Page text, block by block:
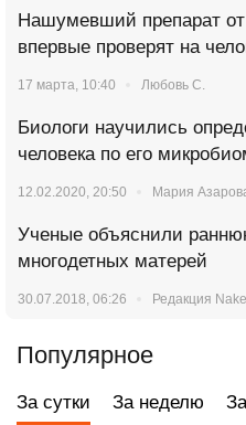
Нашумевший препарат от
впервые проверят на
17 марта, 10:40 Любовь С.
Биологи научились
человека по его
12.02.2020, 20:50 Мария
Ученые объяснили
многодетных матерей
30.07.2018, 06:26 Редакция
Популярное
За сутки За неделю